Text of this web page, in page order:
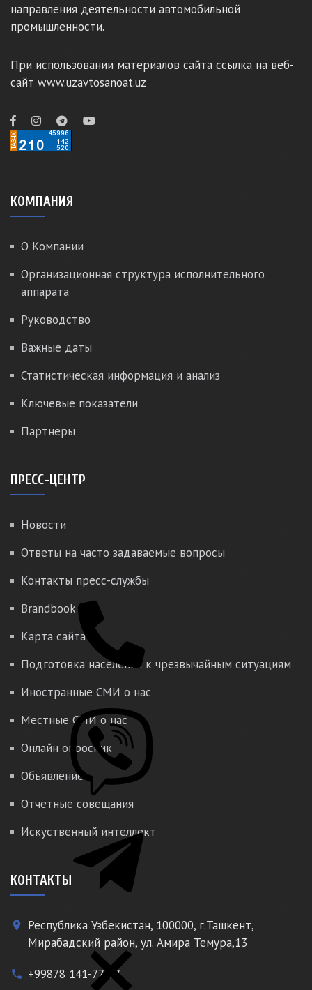
направления деятельности автомобильной
промышленности.
При использовании материалов сайта ссылка на веб-
сайт www.uzavtosanoat.uz
КОМПАНИЯ
О Компании
Организационная структура исполнительного
аппарата
Руководство
Важные даты
Статистическая информация и анализ
Ключевые показатели
Партнеры
ПРЕСС-ЦЕНТР
Новости
Ответы на часто задаваемые вопросы
Контакты пресс-службы
Brandbook
Карта сайта
Подготовка населения к чрезвычайным ситуациям
Иностранные СМИ о нас
Местные СМИ о нас
Онлайн опросник
Объявление
Отчетные совещания
Искуственный интеллект
КОНТАКТЫ
place
Республика Узбекистан, 100000, г.Ташкент,
Мирабадский район, ул. Амира Темура,13
phone +99878 141-77-77